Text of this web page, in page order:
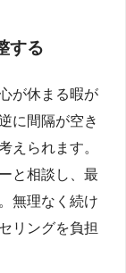
する
が休まる暇が
に間隔が空き
えられます。
と相談し、最
無理なく続け
リングを負担